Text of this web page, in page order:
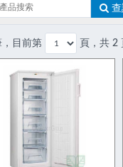
查
，目前第 頁，共 2